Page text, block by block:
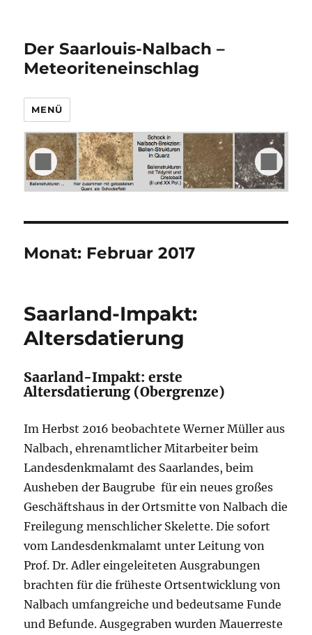
Der Saarlouis-Nalbach –
Meteoriteneinschlag
MENÜ
Monat: Februar 2017
Saarland-Impakt:
Altersdatierung
Saarland-Impakt: erste
Altersdatierung (Obergrenze)
Im Herbst 2016 beobachtete Werner Müller aus
Nalbach, ehrenamtlicher Mitarbeiter beim
Landesdenkmalamt des Saarlandes, beim
Ausheben der Baugrube für ein neues großes
Geschäftshaus in der Ortsmitte von Nalbach die
Freilegung menschlicher Skelette. Die sofort
vom Landesdenkmalamt unter Leitung von
Prof. Dr. Adler eingeleiteten Ausgrabungen
brachten für die früheste Ortsentwicklung von
Nalbach umfangreiche und bedeutsame Funde
und Befunde. Ausgegraben wurden Mauerreste